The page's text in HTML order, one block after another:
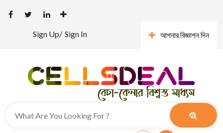
Sign Up/ Sign In আপনার বিজ্ঞাপন দিন